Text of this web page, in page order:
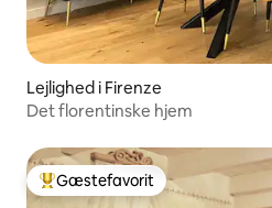
Lejlighed i Firenze
Det florentinske hjem
Bedste gæstefavorit
Gæstefavorit